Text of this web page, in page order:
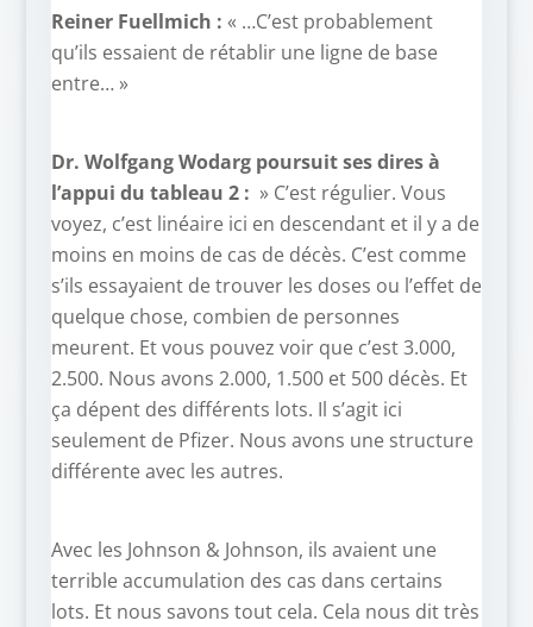
Reiner Fuellmich : « …C’est probablement
qu’ils essaient de rétablir une ligne de base
entre… »
Dr. Wolfgang Wodarg poursuit ses dires à
l’appui du tableau 2 : » C’est régulier. Vous
voyez, c’est linéaire ici en descendant et il y a de
moins en moins de cas de décès. C’est comme
s’ils essayaient de trouver les doses ou l’effet de
quelque chose, combien de personnes
meurent. Et vous pouvez voir que c’est 3.000,
2.500. Nous avons 2.000, 1.500 et 500 décès. Et
ça dépent des différents lots. Il s’agit ici
seulement de Pfizer. Nous avons une structure
différente avec les autres.
Avec les Johnson & Johnson, ils avaient une
terrible accumulation des cas dans certains
lots. Et nous savons tout cela. Cela nous dit très